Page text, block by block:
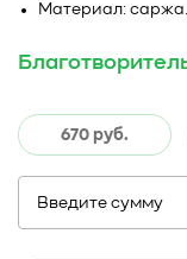
Материал: саржа.
670 руб.